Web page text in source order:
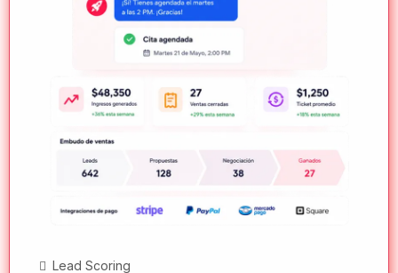
Widgets de reseñas en web
Captura de video testimonios
Automatizaciones para recomendaciones
Respuesta a reseñas con IA
Auto-posts de reseñas en redes
Comunidades y programas de lealtad
PROBAR GRATIS DURANTE 7 DÍAS
Sin obligación, cancela cuando quieras